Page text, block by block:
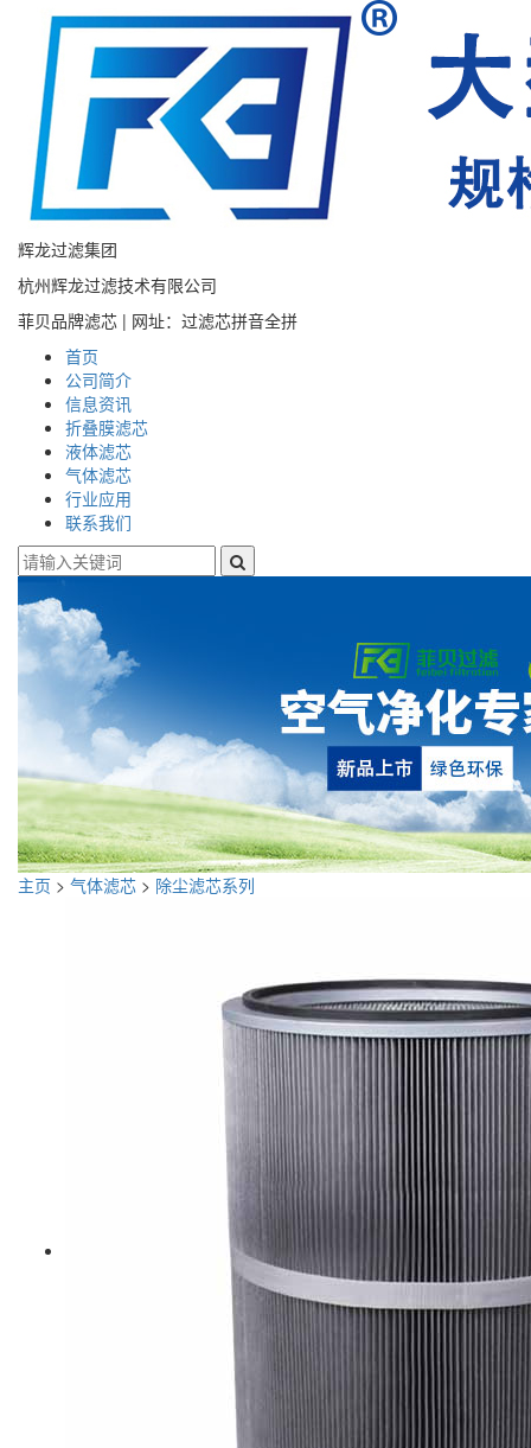
辉龙过滤集团
杭州辉龙过滤技术有限公司
菲贝品牌滤芯 | 网址：过滤芯拼音全拼
首页
公司简介
信息资讯
折叠膜滤芯
液体滤芯
气体滤芯
行业应用
联系我们
主页 > 气体滤芯 > 除尘滤芯系列